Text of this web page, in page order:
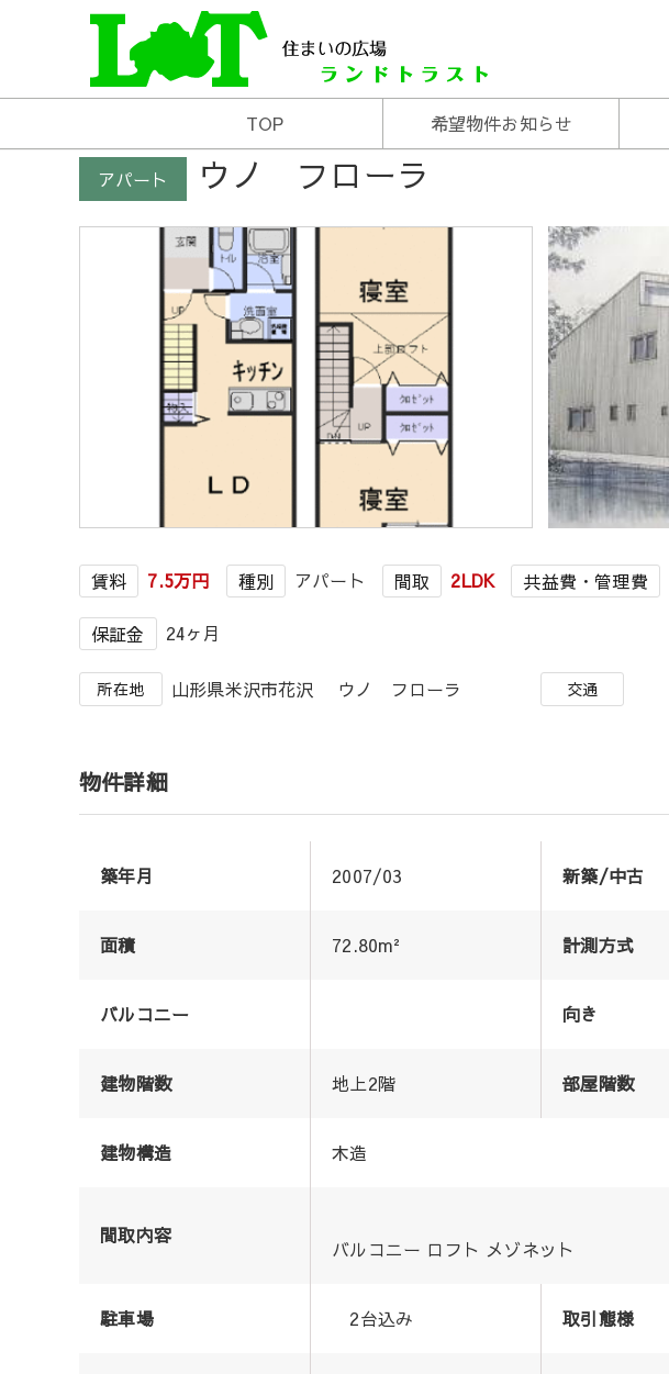
住まいの広場ランドトラスト
米沢の不動産はお任せあれ
TOP 希望物件お知らせ
アパート ウノ フローラ
賃料 7.5万円 種別 アパート 間取 2LDK 共益費・管理費
保証金 24ヶ月
所在地 山形県米沢市花沢 ウノ フローラ 交通
物件詳細
築年月 2007/03 新築/中古
面積 72.80m² 計測方式
バルコニー 向き
建物階数 地上2階 部屋階数
建物構造 木造
間取内容
バルコニー ロフト メゾネット
駐車場 2台込み 取引態様